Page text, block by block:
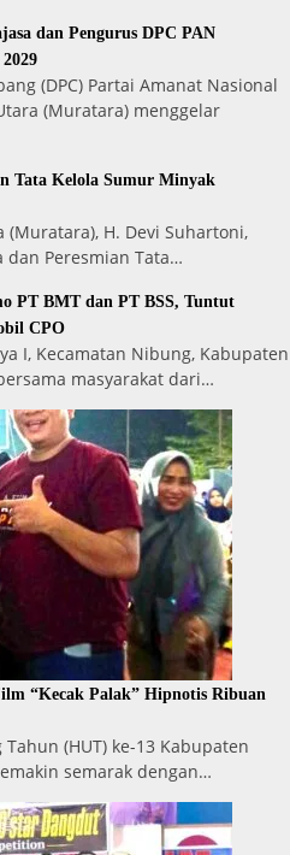
dan Pengurus DPC PAN
(DPC) Partai Amanat Nasional
(Muratara) menggelar
Tata Kelola Sumur Minyak
(Muratara), H. Devi Suhartoni,
dan Peresmian Tata…
PT BMT dan PT BSS, Tuntut
CPO
I, Kecamatan Nibung, Kabupaten
masyarakat dari…
“Kecak Palak” Hipnotis Ribuan
(HUT) ke-13 Kabupaten
semarak dengan…